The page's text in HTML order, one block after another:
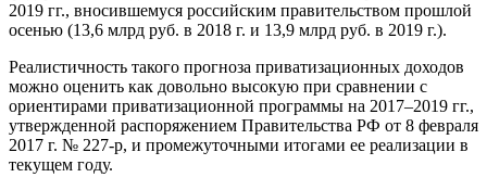
2019 гг., вносившемуся российским правительством прошлой
осенью (13,6 млрд руб. в 2018 г. и 13,9 млрд руб. в 2019 г.).
Реалистичность такого прогноза приватизационных доходов
можно оценить как довольно высокую при сравнении с
ориентирами приватизационной программы на 2017–2019 гг.,
утвержденной распоряжением Правительства РФ от 8 февраля
2017 г. № 227-р, и промежуточными итогами ее реализации в
текущем году.